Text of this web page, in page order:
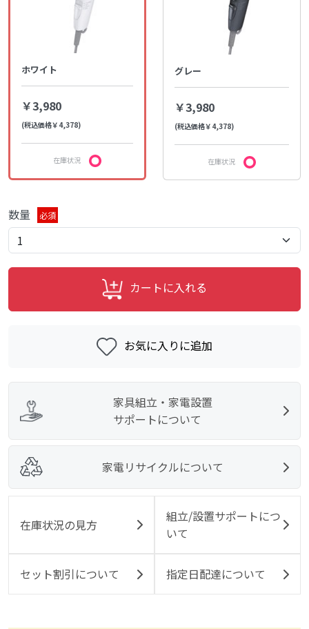
ホワイト
￥3,980
(税込価格￥4,378)
在庫状況
グレー
￥3,980
(税込価格￥4,378)
在庫状況
数量 必須
カートに入れる
お気に入りに追加
家具組立・家電設置
サポートについて
家電リサイクルについて
在庫状況の見方
組立/設置サポートにつ
いて
セット割引について 指定日配達について